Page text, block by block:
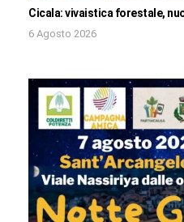
Cicala: vivaistica forestale,
6 Agosto 2026